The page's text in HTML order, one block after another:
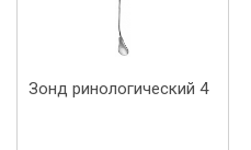
Зонд ринологический 4